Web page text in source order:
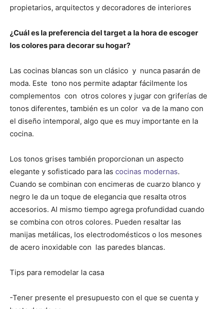
propietarios, arquitectos y decoradores de interiores
¿Cuál es la preferencia del target a la hora de escoger
los colores para decorar su hogar?
Las cocinas blancas son un clásico y nunca pasarán de
moda. Este tono nos permite adaptar fácilmente los
complementos con otros colores y jugar con griferías de
tonos diferentes, también es un color va de la mano con
el diseño intemporal, algo que es muy importante en la
cocina.
Los tonos grises también proporcionan un aspecto
elegante y sofisticado para las cocinas modernas.
Cuando se combinan con encimeras de cuarzo blanco y
negro le da un toque de elegancia que resalta otros
accesorios. Al mismo tiempo agrega profundidad cuando
se combina con otros colores. Pueden resaltar las
manijas metálicas, los electrodomésticos o los mesones
de acero inoxidable con las paredes blancas.
Tips para remodelar la casa
-Tener presente el presupuesto con el que se cuenta y